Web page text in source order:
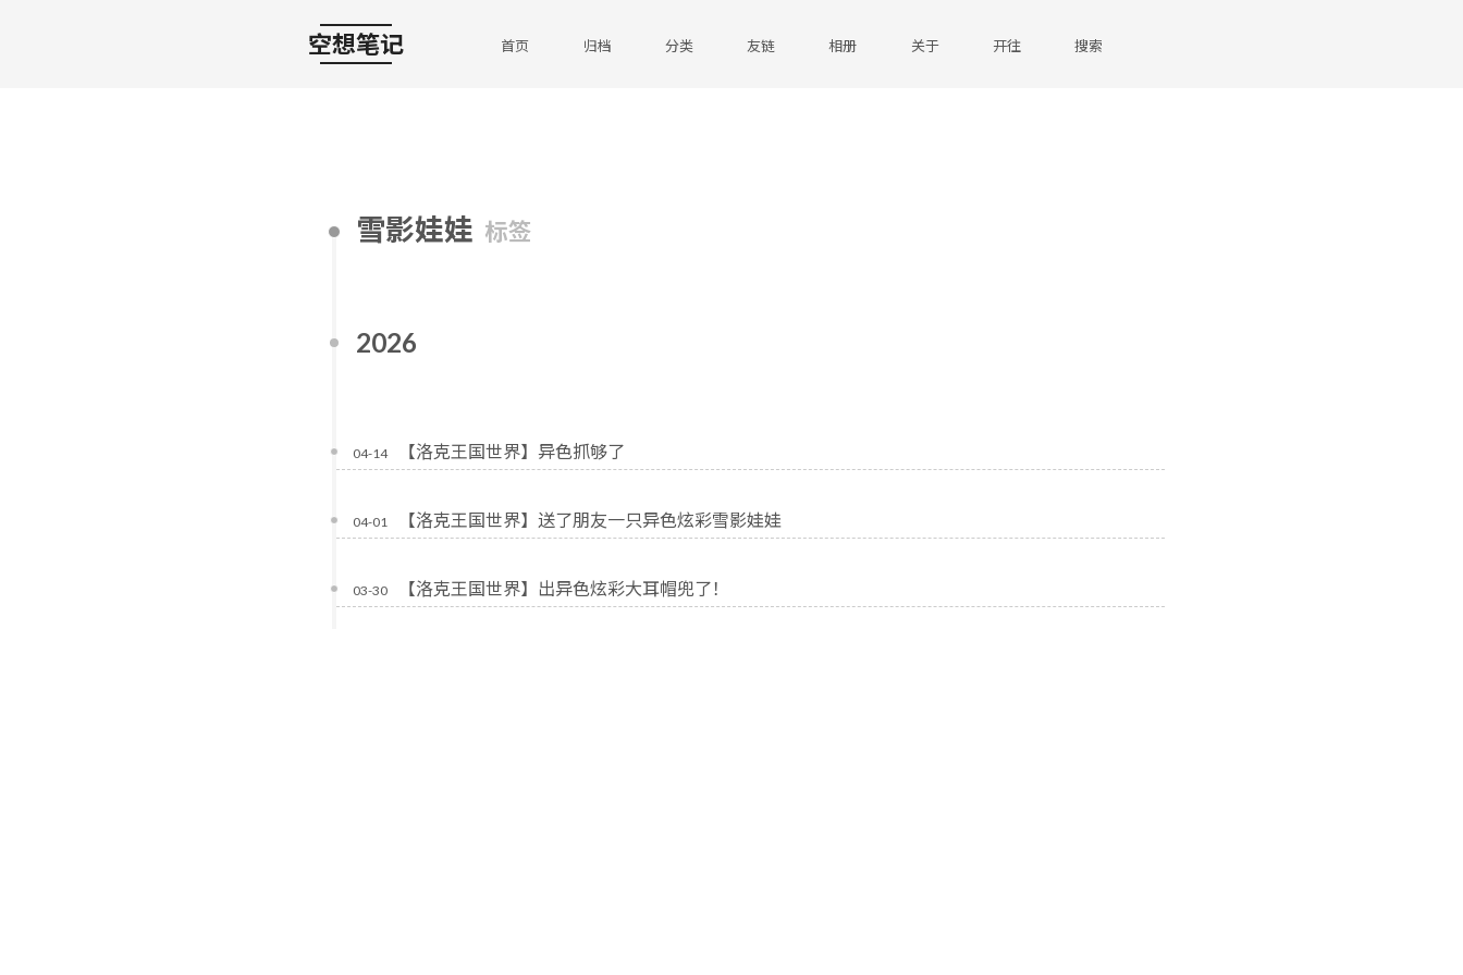
空想笔记 首页 归档 分类 友链 相册 关于 开往 搜索
雪影娃娃 标签
2026
04-14 【洛克王国世界】异色抓够了
04-01 【洛克王国世界】送了朋友一只异色炫彩雪影娃娃
03-30 【洛克王国世界】出异色炫彩大耳帽兜了！